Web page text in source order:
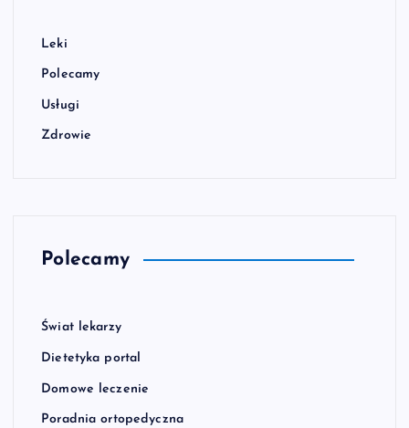
Leki
Polecamy
Usługi
Zdrowie
Polecamy
Świat lekarzy
Dietetyka portal
Domowe leczenie
Poradnia ortopedyczna